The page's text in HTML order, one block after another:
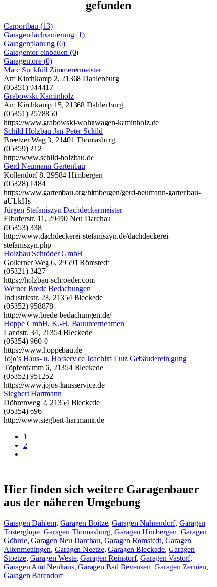
gefunden
Carportbau (13)
Garagendachsanierung (1)
Garagenplanung (0)
Garagentor einbauen (0)
Garagentore (0)
Marc Suckfüll Zimmerermeister
Am Kirchkamp 2, 21368 Dahlenburg
(05851) 944417
Grabowski Kaminholz
Am Kirchkamp 15, 21368 Dahlenburg
(05851) 2578850
https://www.grabowski-wohnwagen-kaminholz.de
Schild Holzbau Jan-Peter Schild
Breetzer Weg 3, 21401 Thomasburg
(05859) 212
http://www.schild-holzbau.de
Gerd Neumann Gartenbau
Kollendorf 8, 29584 Himbergen
(05828) 1484
https://www.gartenbau.org/himbergen/gerd-neumann-gartenbau-
aULkHs
Jürgen Stefaniszyn Dachdeckermeister
Elbuferstr. 11, 29490 Neu Darchau
(05853) 338
http://www.dachdeckerei-stefaniszyn.de/dachdeckerei-
stefaniszyn.php
Holzbau Schröder GmbH
Gollerner Weg 6, 29591 Römstedt
(05821) 3427
https://holzbau-schroeder.com
Werner Brede Bedachungen
Industriestr. 28, 21354 Bleckede
(05852) 958878
http://www.brede-bedachungen.de/
Hoppe GmbH, K.-H. Bauunternehmen
Landstr. 34, 21354 Bleckede
(05854) 960-0
https://www.hoppebau.de
Jojo’s Haus- u. Hofservice Joachim Lutz Gebäudereinigung
Töpferdamm 6, 21354 Bleckede
(05852) 951252
https://www.jojos-hausservice.de
Siegbert Hartmann
Döhrenweg 2, 21354 Bleckede
(05854) 696
http://www.siegbert-hartmann.de
1
2
Hier finden sich weitere Garagenbauer
aus der näheren Umgebung
Garagen Dahlem, Garagen Boitze, Garagen Nahrendorf, Garagen
Tosterglope, Garagen Thomasburg, Garagen Himbergen, Garagen
Göhrde, Garagen Neu Darchau, Garagen Römstedt, Garagen
Altenmedingen, Garagen Neetze, Garagen Bleckede, Garagen
Stoetze, Garagen Weste, Garagen Reinstorf, Garagen Vastorf,
Garagen Amt Neuhaus, Garagen Bad Bevensen, Garagen Zernien,
Garagen Barendorf